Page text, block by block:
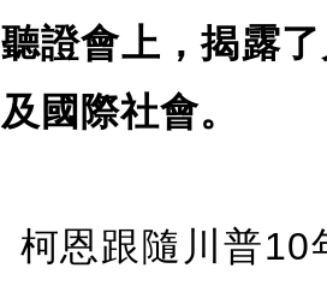
聽證會上，揭露
及國際社會。
柯恩跟隨川普10